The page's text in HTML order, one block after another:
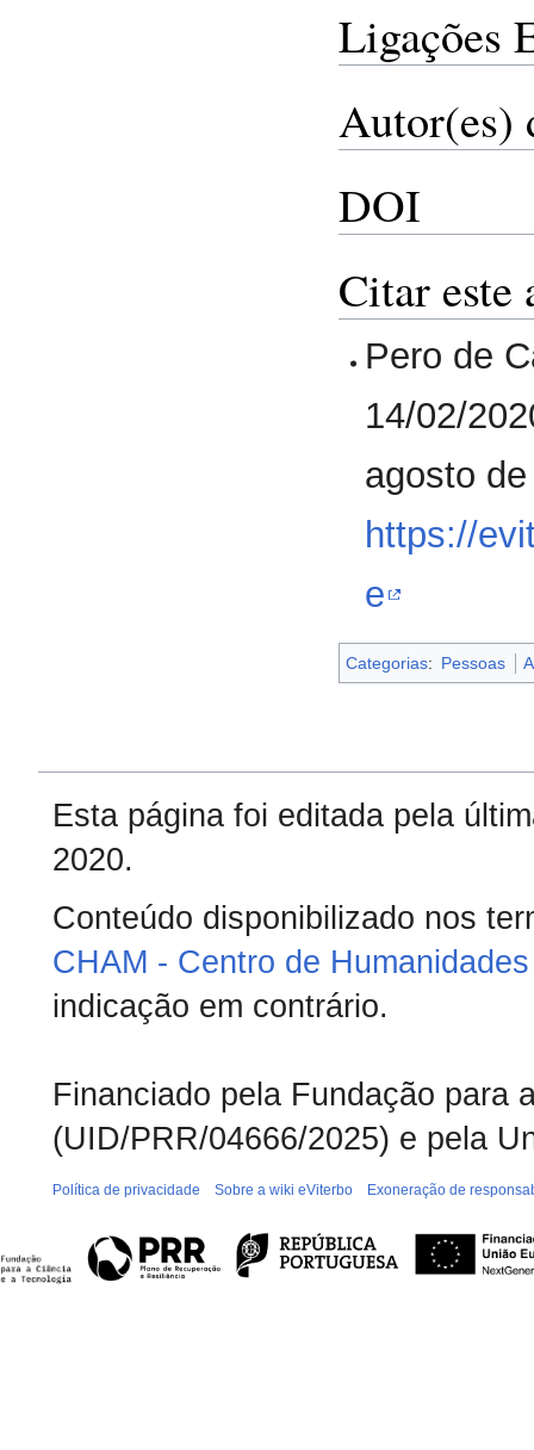
Ligações
Autor(es)
DOI
Citar este
Pero de
14/02/
agosto
https://
e
Categorias: Pessoas
Esta página foi editada pela
2020.
Conteúdo disponibilizado nos
CHAM - Centro de
indicação em contrário.
Financiado pela Fundação para
(UID/PRR/04666/2025) e pela
Política de privacidade Sobre a wiki eViterbo Exoneração de